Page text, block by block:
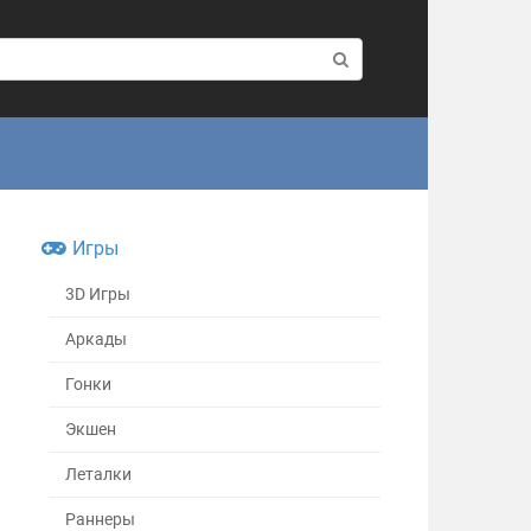
Игры
3D Игры
Аркады
Гонки
Экшен
Леталки
Раннеры